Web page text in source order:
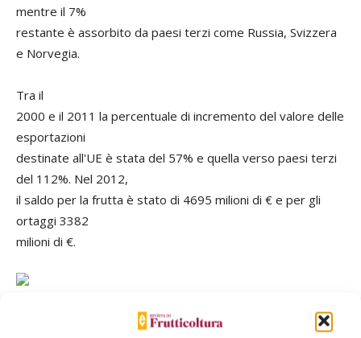
mentre il 7%
restante è assorbito da paesi terzi come Russia, Svizzera
e Norvegia.
Tra il
2000 e il 2011 la percentuale di incremento del valore delle
esportazioni
destinate all'UE è stata del 57% e quella verso paesi terzi
del 112%. Nel 2012,
il saldo per la frutta è stato di 4695 milioni di € e per gli
ortaggi 3382
milioni di €.